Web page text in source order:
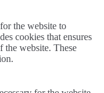
the website to
cookies that ensures
the website. These